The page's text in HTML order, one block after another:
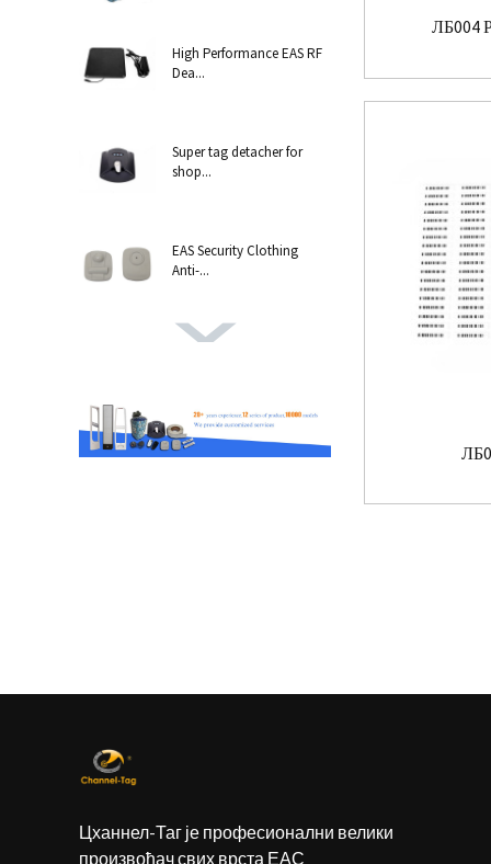
High Performance EAS RF
Dea...
Super tag detacher for
shop...
EAS Security Clothing
Anti-...
ЛБ004
Цханнел-Таг је професионални велики
произвођач свих врста ЕАС